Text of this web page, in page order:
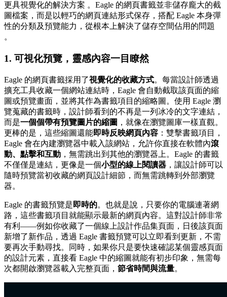
更具視覺化的解決方案 。Eagle 的網頁書籤並非儲存龐大的截
圖檔案，而是以輕巧的網頁連結形式保存，搭配 Eagle 本身彈
性的分類及預覽能力，從根本上解決了儲存空間佔用的問題
。
1. 可視化預覽，靈感內容一目瞭然
Eagle 的網頁書籤採用了視覺化的收藏方式。每當設計師透過
擴充工具收藏一個網站連結時，Eagle 會自動截取該頁面的縮
圖或預覽畫面，並將其作為書籤項目的縮略圖。使用 Eagle 瀏
覽蒐藏的書籤時，設計師看到的不再是一列冰冷的文字連結，
而是一個個帶有預覽圖片的縮圖 ，就像在瀏覽圖庫一樣直觀。
更棒的是，這些縮圖還能即時反映網頁內容 ：雙擊書籤項目，
Eagle 會在內建瀏覽器中載入該網站，允許你直接在軟體內滾
動、點擊和互動 ，無需跳出到其他的瀏覽器上。Eagle 的書籤
不僅僅是連結，更像是一個小型的線上閱讀器 ，讓設計師可以
隨時預覽當初收藏的網頁設計細節，而無需跳轉到外部瀏覽
器。
Eagle 的書籤預覽是即時的。也就是說，只要你的電腦連著網
路，這些書籤項目就能顯示最新的網頁內容。這對設計師非常
有利——例如你收藏了一個線上設計作品集頁面，日後該頁面
新增了新作品，透過 Eagle 書籤預覽可以立即看到更新，不需
要再次手動尋找。同時，如果你只是要快速確認某個靈感頁面
的設計元素，直接看 Eagle 中的縮圖就能有初步印象，無需每
次都開啟瀏覽器載入完整頁面， 節省時間與流量。